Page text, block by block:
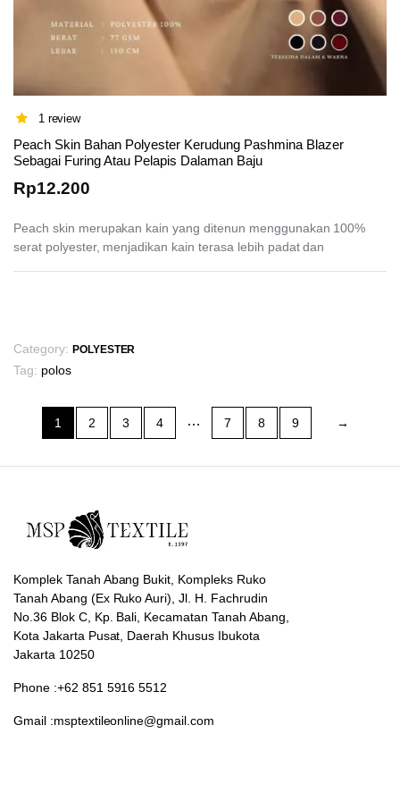
1 review
Peach Skin Bahan Polyester Kerudung Pashmina Blazer
Sebagai Furing Atau Pelapis Dalaman Baju
Rp12.200
Peach skin merupakan kain yang ditenun menggunakan 100%
serat polyester, menjadikan kain terasa lebih padat dan
has
multiple
options
be
the
page
Category: POLYESTER
Tag: polos
1 2 3 4 … 7 8 9 →
Komplek Tanah Abang Bukit, Kompleks Ruko
Tanah Abang (Ex Ruko Auri), Jl. H. Fachrudin
No.36 Blok C, Kp. Bali, Kecamatan Tanah Abang,
Kota Jakarta Pusat, Daerah Khusus Ibukota
Jakarta 10250
Phone :+62 851 5916 5512
Gmail :msptextileonline@gmail.com